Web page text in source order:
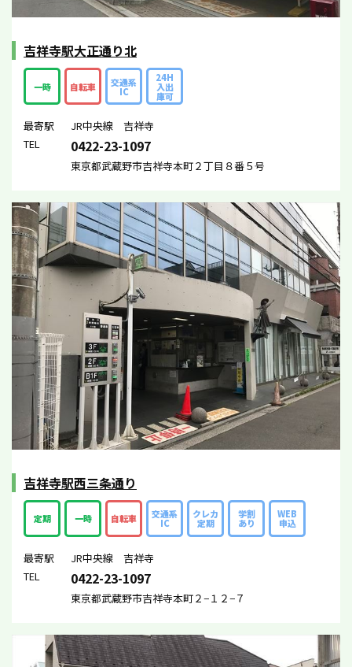
吉祥寺駅大正通り北
一時 自転車 交通系
IC
24H
入出
庫可
最寄駅
JR中央線 吉祥寺
TEL
0422-23-1097
東京都武蔵野市吉祥寺本町２丁目８番５号
吉祥寺駅西三条通り
定期 一時 自転車 交通系
IC
クレカ
定期
学割
あり
WEB
申込
最寄駅
JR中央線 吉祥寺
TEL
0422-23-1097
東京都武蔵野市吉祥寺本町２−１２−７